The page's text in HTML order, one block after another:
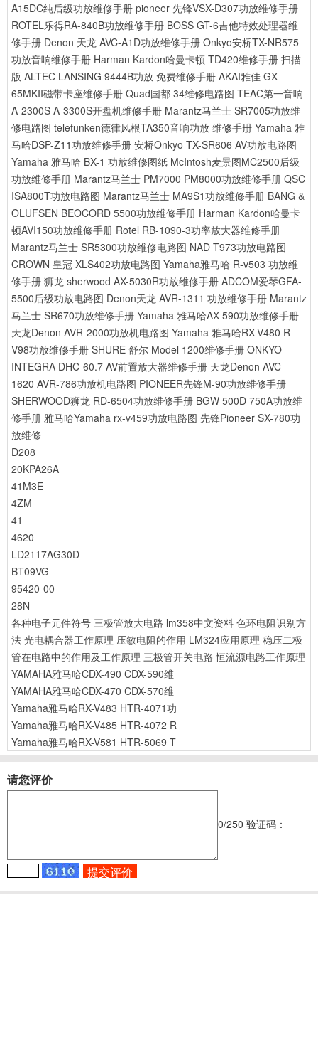
A15DC纯后级功放维修手册 pioneer 先锋VSX-D307功放维修手册
ROTEL乐得RA-840B功放维修手册 BOSS GT-6吉他特效处理器维
修手册 Denon 天龙 AVC-A1D功放维修手册 Onkyo安桥TX-NR575
功放音响维修手册 Harman Kardon哈曼卡顿 TD420维修手册 扫描
版 ALTEC LANSING 9444B功放 免费维修手册 AKAI雅佳 GX-
65MKII磁带卡座维修手册 Quad国都 34维修电路图 TEAC第一音响
A-2300S A-3300S开盘机维修手册 Marantz马兰士 SR7005功放维
修电路图 telefunken德律风根TA350音响功放 维修手册 Yamaha 雅
马哈DSP-Z11功放维修手册 安桥Onkyo TX-SR606 AV功放电路图
Yamaha 雅马哈 BX-1 功放维修图纸 McIntosh麦景图MC2500后级
功放维修手册 Marantz马兰士 PM7000 PM8000功放维修手册 QSC
ISA800T功放电路图 Marantz马兰士 MA9S1功放维修手册 BANG &
OLUFSEN BEOCORD 5500功放维修手册 Harman Kardon哈曼卡
顿AVI150功放维修手册 Rotel RB-1090-3功率放大器维修手册
Marantz马兰士 SR5300功放维修电路图 NAD T973功放电路图
CROWN 皇冠 XLS402功放电路图 Yamaha雅马哈 R-v503 功放维
修手册 狮龙 sherwood AX-5030R功放维修手册 ADCOM爱琴GFA-
5500后级功放电路图 Denon天龙 AVR-1311 功放维修手册 Marantz
马兰士 SR670功放维修手册 Yamaha 雅马哈AX-590功放维修手册
天龙Denon AVR-2000功放机电路图 Yamaha 雅马哈RX-V480 R-
V98功放维修手册 SHURE 舒尔 Model 1200维修手册 ONKYO
INTEGRA DHC-60.7 AV前置放大器维修手册 天龙Denon AVC-
1620 AVR-786功放机电路图 PIONEER先锋M-90功放维修手册
SHERWOOD狮龙 RD-6504功放维修手册 BGW 500D 750A功放维
修手册 雅马哈Yamaha rx-v459功放电路图 先锋Pioneer SX-780功
放维修
D208
20KPA26A
41M3E
4ZM
41
4620
LD2117AG30D
BT09VG
95420-00
28N
各种电子元件符号 三极管放大电路 lm358中文资料 色环电阻识别方
法 光电耦合器工作原理 压敏电阻的作用 LM324应用原理 稳压二极
管在电路中的作用及工作原理 三极管开关电路 恒流源电路工作原理
YAMAHA雅马哈CDX-490 CDX-590维
YAMAHA雅马哈CDX-470 CDX-570维
Yamaha雅马哈RX-V483 HTR-4071功
Yamaha雅马哈RX-V485 HTR-4072 R
Yamaha雅马哈RX-V581 HTR-5069 T
请您评价
0/250 验证码：